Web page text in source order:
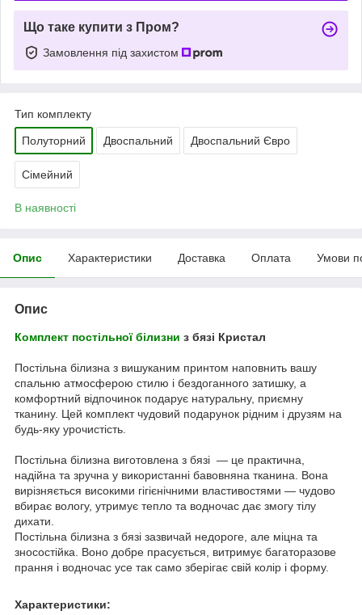
Що таке купити з Пром?
Замовлення під захистом
Тип комплекту
Полуторний Двоспальний Двоспальний Євро
Сімейний
В наявності
Опис Характеристики Доставка Оплата Умови
Опис
Комплект постільної білизни з бязі Кристал
Постільна білизна з вишуканим принтом наповнить вашу
спальню атмосферою стилю і бездоганного затишку, а
комфортний відпочинок подарує натуральну, приємну
тканину. Цей комплект чудовий подарунок рідним і друзям на
будь-яку урочистість.
Постільна білизна виготовлена з бязі — це практична,
надійна та зручна у використанні бавовняна тканина. Вона
вирізняється високими гігієнічними властивостями — чудово
вбирає вологу, утримує тепло та водночас дає змогу тілу
дихати.
Постільна білизна з бязі зазвичай недороге, але міцна та
зносостійка. Воно добре прасується, витримує багаторазове
прання і водночас усе так само зберігає свій колір і форму.
Характеристики: